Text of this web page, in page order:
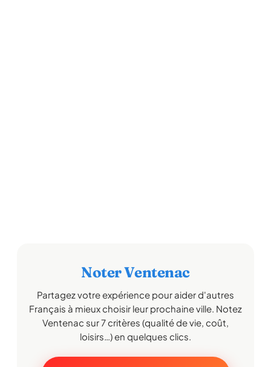
Noter Ventenac
Partagez votre expérience pour aider d'autres
Français à mieux choisir leur prochaine ville. Notez
Ventenac sur 7 critères (qualité de vie, coût,
loisirs…) en quelques clics.